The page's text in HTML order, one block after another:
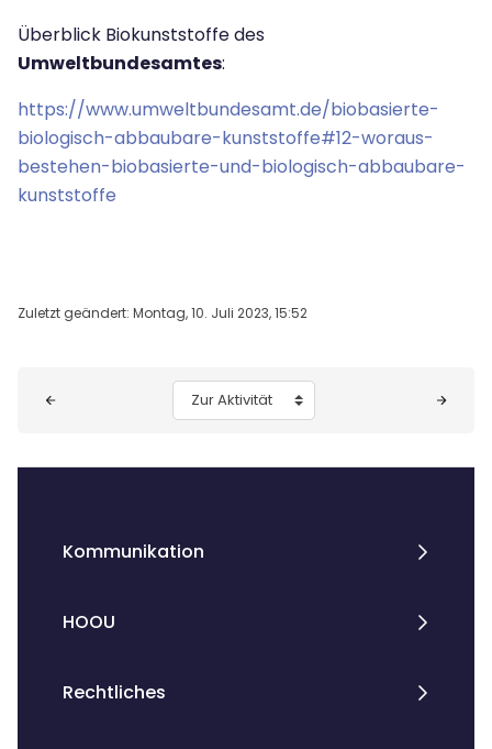
Überblick Biokunststoffe des
Umweltbundesamtes:
https://www.umweltbundesamt.de/biobasierte-
biologisch-abbaubare-kunststoffe#12-woraus-
bestehen-biobasierte-und-biologisch-abbaubare-
kunststoffe
Zuletzt geändert: Montag, 10. Juli 2023, 15:52
Zur Aktivität
Kommunikation
HOOU
Rechtliches